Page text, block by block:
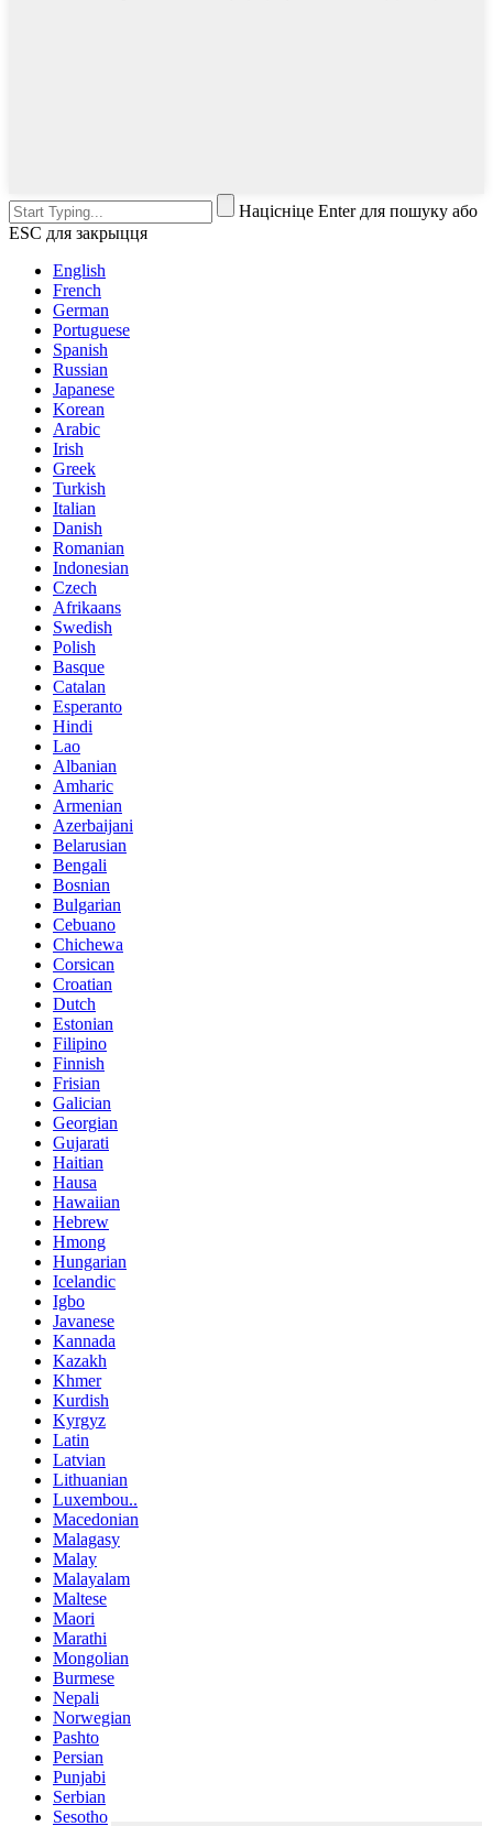
Націсніце Enter для пошуку або
ESC для закрыцця
English
French
German
Portuguese
Spanish
Russian
Japanese
Korean
Arabic
Irish
Greek
Turkish
Italian
Danish
Romanian
Indonesian
Czech
Afrikaans
Swedish
Polish
Basque
Catalan
Esperanto
Hindi
Lao
Albanian
Amharic
Armenian
Azerbaijani
Belarusian
Bengali
Bosnian
Bulgarian
Cebuano
Chichewa
Corsican
Croatian
Dutch
Estonian
Filipino
Finnish
Frisian
Galician
Georgian
Gujarati
Haitian
Hausa
Hawaiian
Hebrew
Hmong
Hungarian
Icelandic
Igbo
Javanese
Kannada
Kazakh
Khmer
Kurdish
Kyrgyz
Latin
Latvian
Lithuanian
Luxembou..
Macedonian
Malagasy
Malay
Malayalam
Maltese
Maori
Marathi
Mongolian
Burmese
Nepali
Norwegian
Pashto
Persian
Punjabi
Serbian
Sesotho